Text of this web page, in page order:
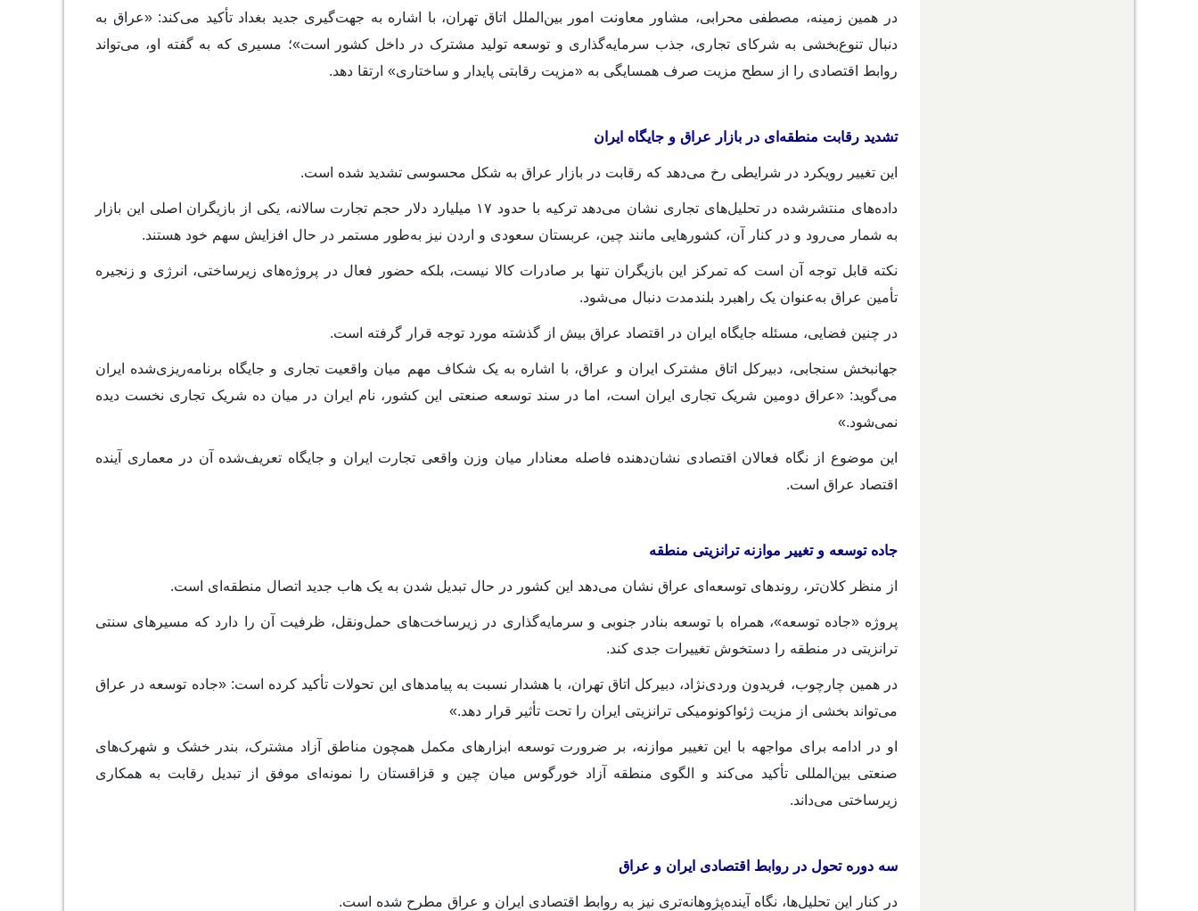
در همین زمینه، مصطفی محرابی، مشاور معاونت امور بین‌الملل اتاق تهران، با اشاره به جهت‌گیری جدید بغداد تأکید می‌کند: «عراق به
دنبال تنوع‌بخشی به شرکای تجاری، جذب سرمایه‌گذاری و توسعه تولید مشترک در داخل کشور است»؛ مسیری که به گفته او، می‌تواند
روابط اقتصادی را از سطح مزیت صرف همسایگی به «مزیت رقابتی پایدار و ساختاری» ارتقا دهد.
تشدید رقابت منطقه‌ای در بازار عراق و جایگاه ایران
این تغییر رویکرد در شرایطی رخ می‌دهد که رقابت در بازار عراق به شکل محسوسی تشدید شده است.
داده‌های منتشرشده در تحلیل‌های تجاری نشان می‌دهد ترکیه با حدود ۱۷ میلیارد دلار حجم تجارت سالانه، یکی از بازیگران اصلی این بازار
به شمار می‌رود و در کنار آن، کشورهایی مانند چین، عربستان سعودی و اردن نیز به‌طور مستمر در حال افزایش سهم خود هستند.
نکته قابل توجه آن است که تمرکز این بازیگران تنها بر صادرات کالا نیست، بلکه حضور فعال در پروژه‌های زیرساختی، انرژی و زنجیره
تأمین عراق به‌عنوان یک راهبرد بلندمدت دنبال می‌شود.
در چنین فضایی، مسئله جایگاه ایران در اقتصاد عراق بیش از گذشته مورد توجه قرار گرفته است.
جهانبخش سنجابی، دبیرکل اتاق مشترک ایران و عراق، با اشاره به یک شکاف مهم میان واقعیت تجاری و جایگاه برنامه‌ریزی‌شده ایران
می‌گوید: «عراق دومین شریک تجاری ایران است، اما در سند توسعه صنعتی این کشور، نام ایران در میان ده شریک تجاری نخست دیده
نمی‌شود.»
این موضوع از نگاه فعالان اقتصادی نشان‌دهنده فاصله معنادار میان وزن واقعی تجارت ایران و جایگاه تعریف‌شده آن در معماری آینده
اقتصاد عراق است.
جاده توسعه و تغییر موازنه ترانزیتی منطقه
از منظر کلان‌تر، روندهای توسعه‌ای عراق نشان می‌دهد این کشور در حال تبدیل شدن به یک هاب جدید اتصال منطقه‌ای است.
پروژه «جاده توسعه»، همراه با توسعه بنادر جنوبی و سرمایه‌گذاری در زیرساخت‌های حمل‌ونقل، ظرفیت آن را دارد که مسیرهای سنتی
ترانزیتی در منطقه را دستخوش تغییرات جدی کند.
در همین چارچوب، فریدون وردی‌نژاد، دبیرکل اتاق تهران، با هشدار نسبت به پیامدهای این تحولات تأکید کرده است: «جاده توسعه در عراق
می‌تواند بخشی از مزیت ژئواکونومیکی ترانزیتی ایران را تحت تأثیر قرار دهد.»
او در ادامه برای مواجهه با این تغییر موازنه، بر ضرورت توسعه ابزارهای مکمل همچون مناطق آزاد مشترک، بندر خشک و شهرک‌های
صنعتی بین‌المللی تأکید می‌کند و الگوی منطقه آزاد خورگوس میان چین و قزاقستان را نمونه‌ای موفق از تبدیل رقابت به همکاری
زیرساختی می‌داند.
سه دوره تحول در روابط اقتصادی ایران و عراق
در کنار این تحلیل‌ها، نگاه آینده‌پژوهانه‌تری نیز به روابط اقتصادی ایران و عراق مطرح شده است.